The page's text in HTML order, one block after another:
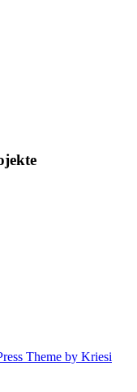
Theme by Kriesi